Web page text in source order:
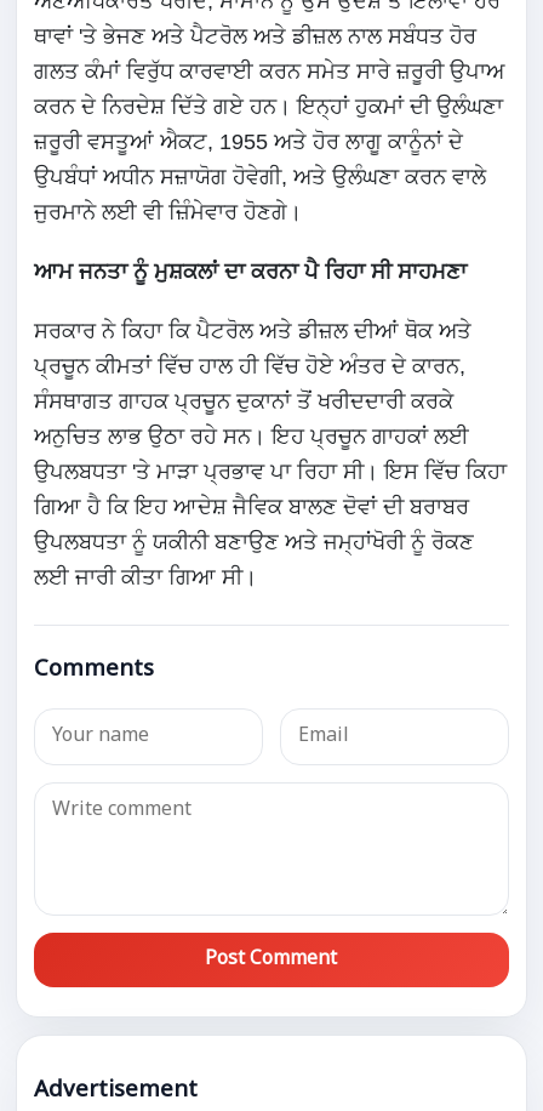
ਥਾਵਾਂ 'ਤੇ ਭੇਜਣ ਅਤੇ ਪੈਟਰੋਲ ਅਤੇ ਡੀਜ਼ਲ ਨਾਲ ਸਬੰਧਤ ਹੋਰ
ਗਲਤ ਕੰਮਾਂ ਵਿਰੁੱਧ ਕਾਰਵਾਈ ਕਰਨ ਸਮੇਤ ਸਾਰੇ ਜ਼ਰੂਰੀ ਉਪਾਅ
ਕਰਨ ਦੇ ਨਿਰਦੇਸ਼ ਦਿੱਤੇ ਗਏ ਹਨ। ਇਨ੍ਹਾਂ ਹੁਕਮਾਂ ਦੀ ਉਲੰਘਣਾ
ਜ਼ਰੂਰੀ ਵਸਤੂਆਂ ਐਕਟ, 1955 ਅਤੇ ਹੋਰ ਲਾਗੂ ਕਾਨੂੰਨਾਂ ਦੇ
ਉਪਬੰਧਾਂ ਅਧੀਨ ਸਜ਼ਾਯੋਗ ਹੋਵੇਗੀ, ਅਤੇ ਉਲੰਘਣਾ ਕਰਨ ਵਾਲੇ
ਜੁਰਮਾਨੇ ਲਈ ਵੀ ਜ਼ਿੰਮੇਵਾਰ ਹੋਣਗੇ।
ਆਮ ਜਨਤਾ ਨੂੰ ਮੁਸ਼ਕਲਾਂ ਦਾ ਕਰਨਾ ਪੈ ਰਿਹਾ ਸੀ ਸਾਹਮਣਾ
ਸਰਕਾਰ ਨੇ ਕਿਹਾ ਕਿ ਪੈਟਰੋਲ ਅਤੇ ਡੀਜ਼ਲ ਦੀਆਂ ਥੋਕ ਅਤੇ
ਪ੍ਰਚੂਨ ਕੀਮਤਾਂ ਵਿੱਚ ਹਾਲ ਹੀ ਵਿੱਚ ਹੋਏ ਅੰਤਰ ਦੇ ਕਾਰਨ,
ਸੰਸਥਾਗਤ ਗਾਹਕ ਪ੍ਰਚੂਨ ਦੁਕਾਨਾਂ ਤੋਂ ਖਰੀਦਦਾਰੀ ਕਰਕੇ
ਅਨੁਚਿਤ ਲਾਭ ਉਠਾ ਰਹੇ ਸਨ। ਇਹ ਪ੍ਰਚੂਨ ਗਾਹਕਾਂ ਲਈ
ਉਪਲਬਧਤਾ 'ਤੇ ਮਾੜਾ ਪ੍ਰਭਾਵ ਪਾ ਰਿਹਾ ਸੀ। ਇਸ ਵਿੱਚ ਕਿਹਾ
ਗਿਆ ਹੈ ਕਿ ਇਹ ਆਦੇਸ਼ ਜੈਵਿਕ ਬਾਲਣ ਦੋਵਾਂ ਦੀ ਬਰਾਬਰ
ਉਪਲਬਧਤਾ ਨੂੰ ਯਕੀਨੀ ਬਣਾਉਣ ਅਤੇ ਜਮ੍ਹਾਂਖੋਰੀ ਨੂੰ ਰੋਕਣ
ਲਈ ਜਾਰੀ ਕੀਤਾ ਗਿਆ ਸੀ।
Comments
Post Comment
Advertisement